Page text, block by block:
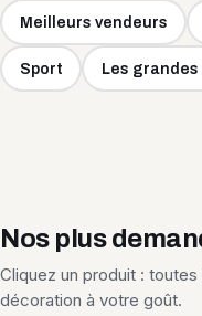
Meilleurs vendeurs
Sport Les grandes
Nos plus
Cliquez un produit :
décoration à votre goût.